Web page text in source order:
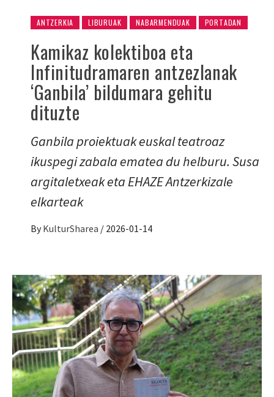
ANTZERKIA LIBURUAK NABARMENDUAK PORTADAN
Kamikaz kolektiboa eta
Infinitudramaren antzezlanak
‘Ganbila’ bildumara gehitu
dituzte
Ganbila proiektuak euskal teatroaz
ikuspegi zabala ematea du helburu. Susa
argitaletxeak eta EHAZE Antzerkizale
elkarteak
By KulturSharea / 2026-01-14